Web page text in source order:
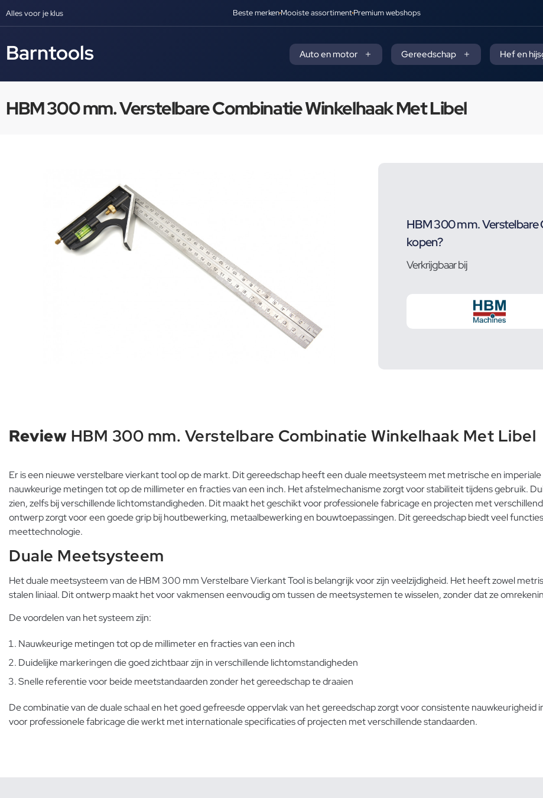
Alles voor je klus Beste merkenMooiste assortimentPremium webshops
Barntools Auto en motor Gereedschap Hef en
HBM 300 mm. Verstelbare Combinatie Winkelhaak Met Libel
HBM 300 mm. Verstelbare
kopen?
Verkrijgbaar bij
Review HBM 300 mm. Verstelbare Combinatie Winkelhaak Met Libel
Er is een nieuwe verstelbare vierkant tool op de markt. Dit gereedschap heeft een duale meetsysteem met metrische en
nauwkeurige metingen tot op de millimeter en fracties van een inch. Het afstelmechanisme zorgt voor stabiliteit tijdens gebruik.
zien, zelfs bij verschillende lichtomstandigheden. Dit maakt het geschikt voor professionele fabricage en projecten met
ontwerp zorgt voor een goede grip bij houtbewerking, metaalbewerking en bouwtoepassingen. Dit gereedschap biedt veel
meettechnologie.
Duale Meetsysteem
Het duale meetsysteem van de HBM 300 mm Verstelbare Vierkant Tool is belangrijk voor zijn veelzijdigheid. Het heeft zowel
stalen liniaal. Dit ontwerp maakt het voor vakmensen eenvoudig om tussen de meetsystemen te wisselen, zonder dat ze
De voordelen van het systeem zijn:
Nauwkeurige metingen tot op de millimeter en fracties van een inch
Duidelijke markeringen die goed zichtbaar zijn in verschillende lichtomstandigheden
Snelle referentie voor beide meetstandaarden zonder het gereedschap te draaien
De combinatie van de duale schaal en het goed gefreesde oppervlak van het gereedschap zorgt voor consistente
voor professionele fabricage die werkt met internationale specificaties of projecten met verschillende standaarden.